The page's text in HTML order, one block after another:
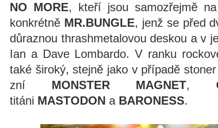
NO MORE, kteří jsou samozřejmě
konkrétně MR.BUNGLE, jenž se před
důraznou thrashmetalovou deskou a v
Ian a Dave Lombardo. V ranku
také široký, stejně jako v případě
zní MONSTER MAGNET,
titáni MASTODON a BARONESS.